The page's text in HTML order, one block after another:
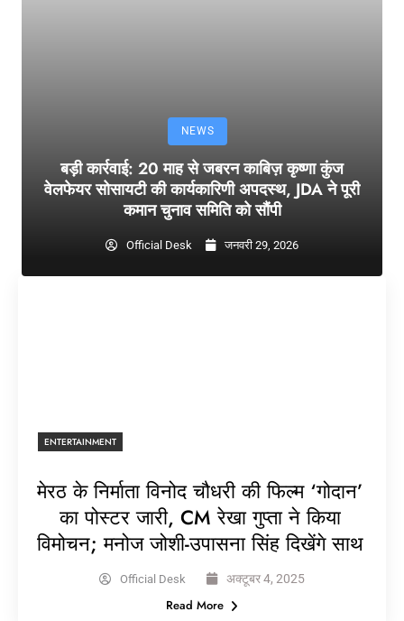
NEWS
बड़ी कार्रवाई: 20 माह से जबरन काबिज़ कृष्णा कुंज
वेलफेयर सोसायटी की कार्यकारिणी अपदस्थ, JDA ने पूरी
कमान चुनाव समिति को सौंपी
Official Desk जनवरी 29, 2026
ENTERTAINMENT
मेरठ के निर्माता विनोद चौधरी की फिल्म ‘गोदान’
का पोस्टर जारी, CM रेखा गुप्ता ने किया
विमोचन; मनोज जोशी-उपासना सिंह दिखेंगे साथ
Official Desk अक्टूबर 4, 2025
Read More